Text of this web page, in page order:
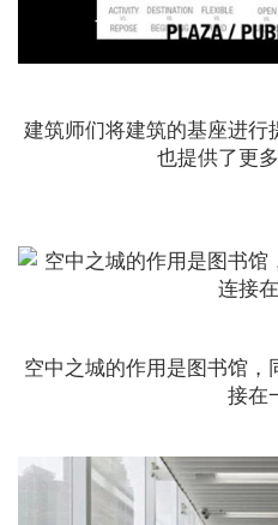
建筑师们将建筑的基座进
也提供了更
空中之城的作用是图书馆
接在